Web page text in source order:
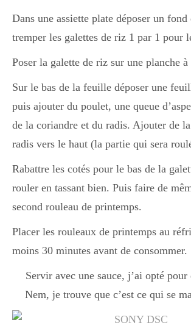
Dans une assiette plate déposer un fond
tremper les galettes de riz 1 par 1 pour
Poser la galette de riz sur une planche à
Sur le bas de la feuille déposer une
puis ajouter du poulet, une queue
de la coriandre et du radis. Ajouter de
radis vers le haut (la partie qui sera
Rabattre les cotés pour le bas de la
rouler en tassant bien. Puis faire de
second rouleau de printemps.
Placer les rouleaux de printemps au
moins 30 minutes avant de consommer.
Servir avec une sauce, j’ai opté pour
Nem, je trouve que c’est ce qui se